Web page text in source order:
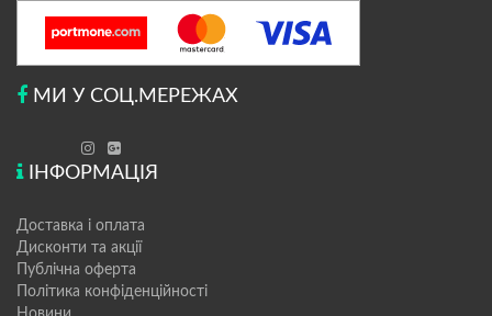
МИ У СОЦ.МЕРЕЖАХ
ІНФОРМАЦІЯ
Доставка і оплата
Дисконти та акції
Публічна оферта
Політика конфіденційності